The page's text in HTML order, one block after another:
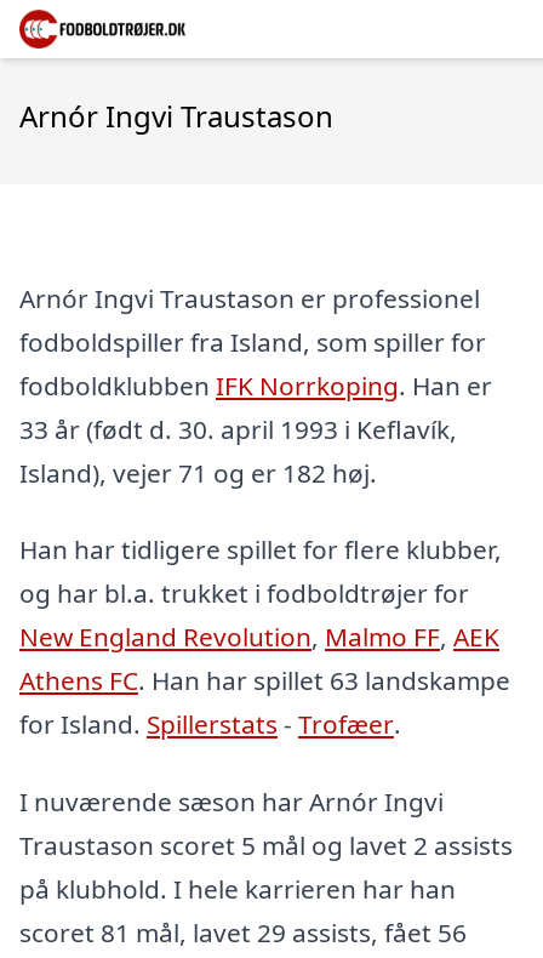
Arnór Ingvi Traustason
Arnór Ingvi Traustason er professionel
fodboldspiller fra Island, som spiller for
fodboldklubben IFK Norrkoping. Han er
33 år (født d. 30. april 1993 i Keflavík,
Island), vejer 71 og er 182 høj.
Han har tidligere spillet for flere klubber,
og har bl.a. trukket i fodboldtrøjer for
New England Revolution, Malmo FF, AEK
Athens FC. Han har spillet 63 landskampe
for Island. Spillerstats - Trofæer.
I nuværende sæson har Arnór Ingvi
Traustason scoret 5 mål og lavet 2 assists
på klubhold. I hele karrieren har han
scoret 81 mål, lavet 29 assists, fået 56